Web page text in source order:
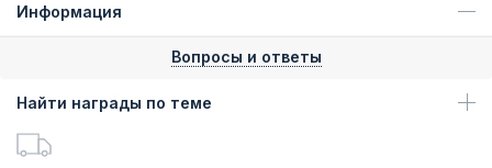
Информация
Вопросы и ответы
Найти награды по теме